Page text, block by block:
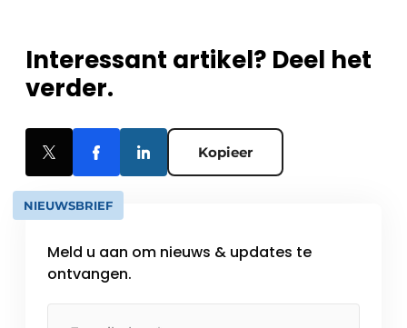
Interessant artikel? Deel het
verder.
Kopieer
NIEUWSBRIEF
Meld u aan om nieuws & updates te
ontvangen.